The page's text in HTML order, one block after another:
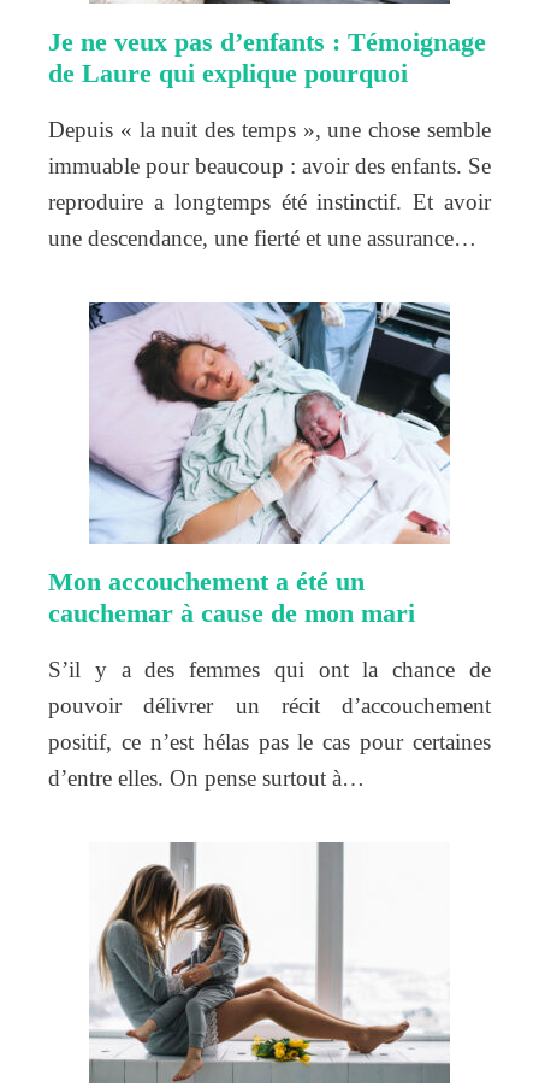
Je ne veux pas d’enfants : Témoignage
de Laure qui explique pourquoi
Depuis « la nuit des temps », une chose semble
immuable pour beaucoup : avoir des enfants. Se
reproduire a longtemps été instinctif. Et avoir
une descendance, une fierté et une assurance…
Mon accouchement a été un
cauchemar à cause de mon mari
S’il y a des femmes qui ont la chance de
pouvoir délivrer un récit d’accouchement
positif, ce n’est hélas pas le cas pour certaines
d’entre elles. On pense surtout à…